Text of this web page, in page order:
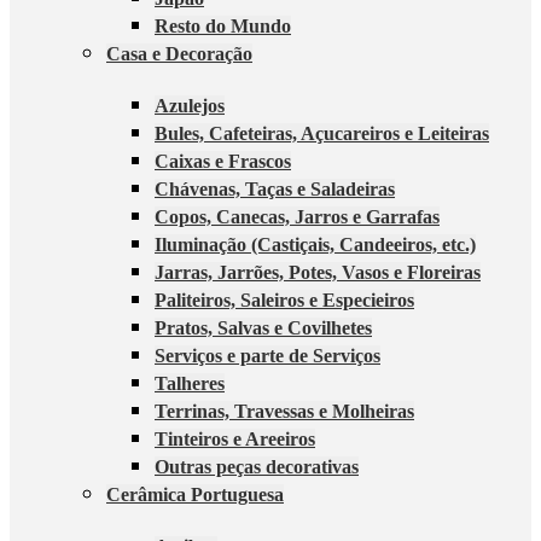
Resto do Mundo
Casa e Decoração
Azulejos
Bules, Cafeteiras, Açucareiros e Leiteiras
Caixas e Frascos
Chávenas, Taças e Saladeiras
Copos, Canecas, Jarros e Garrafas
Iluminação (Castiçais, Candeeiros, etc.)
Jarras, Jarrões, Potes, Vasos e Floreiras
Paliteiros, Saleiros e Especieiros
Pratos, Salvas e Covilhetes
Serviços e parte de Serviços
Talheres
Terrinas, Travessas e Molheiras
Tinteiros e Areeiros
Outras peças decorativas
Cerâmica Portuguesa